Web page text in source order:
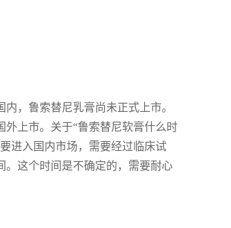
，鲁索替尼乳膏尚未正式上市。
上市。关于“鲁索替尼软膏什么时
进入国内市场，需要经过临床试
。这个时间是不确定的，需要耐心